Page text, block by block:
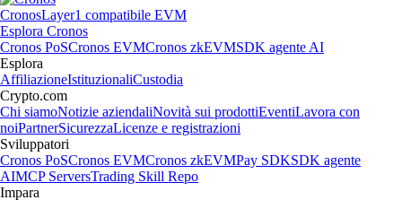
CronosLayer1 compatibile EVM
Esplora Cronos
Cronos PoSCronos EVMCronos zkEVMSDK agente AI
Esplora
AffiliazioneIstituzionaliCustodia
Crypto.com
Chi siamoNotizie aziendaliNovità sui prodottiEventiLavora con
noiPartnerSicurezzaLicenze e registrazioni
Sviluppatori
Cronos PoSCronos EVMCronos zkEVMPay SDKSDK agente
AIMCP ServersTrading Skill Repo
Impara